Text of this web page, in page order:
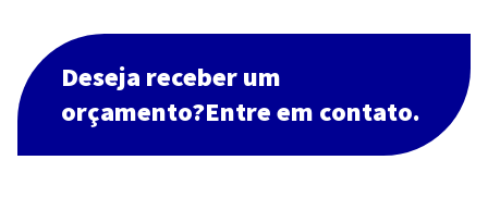
Deseja receber um
orçamento?Entre em contato.